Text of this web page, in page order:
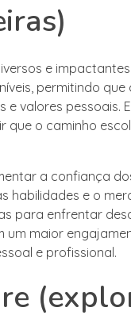
e
permitindo que
valores pessoais.
o caminho
a confiança
habilidades e o
para enfrentar
um maior
e profissional.